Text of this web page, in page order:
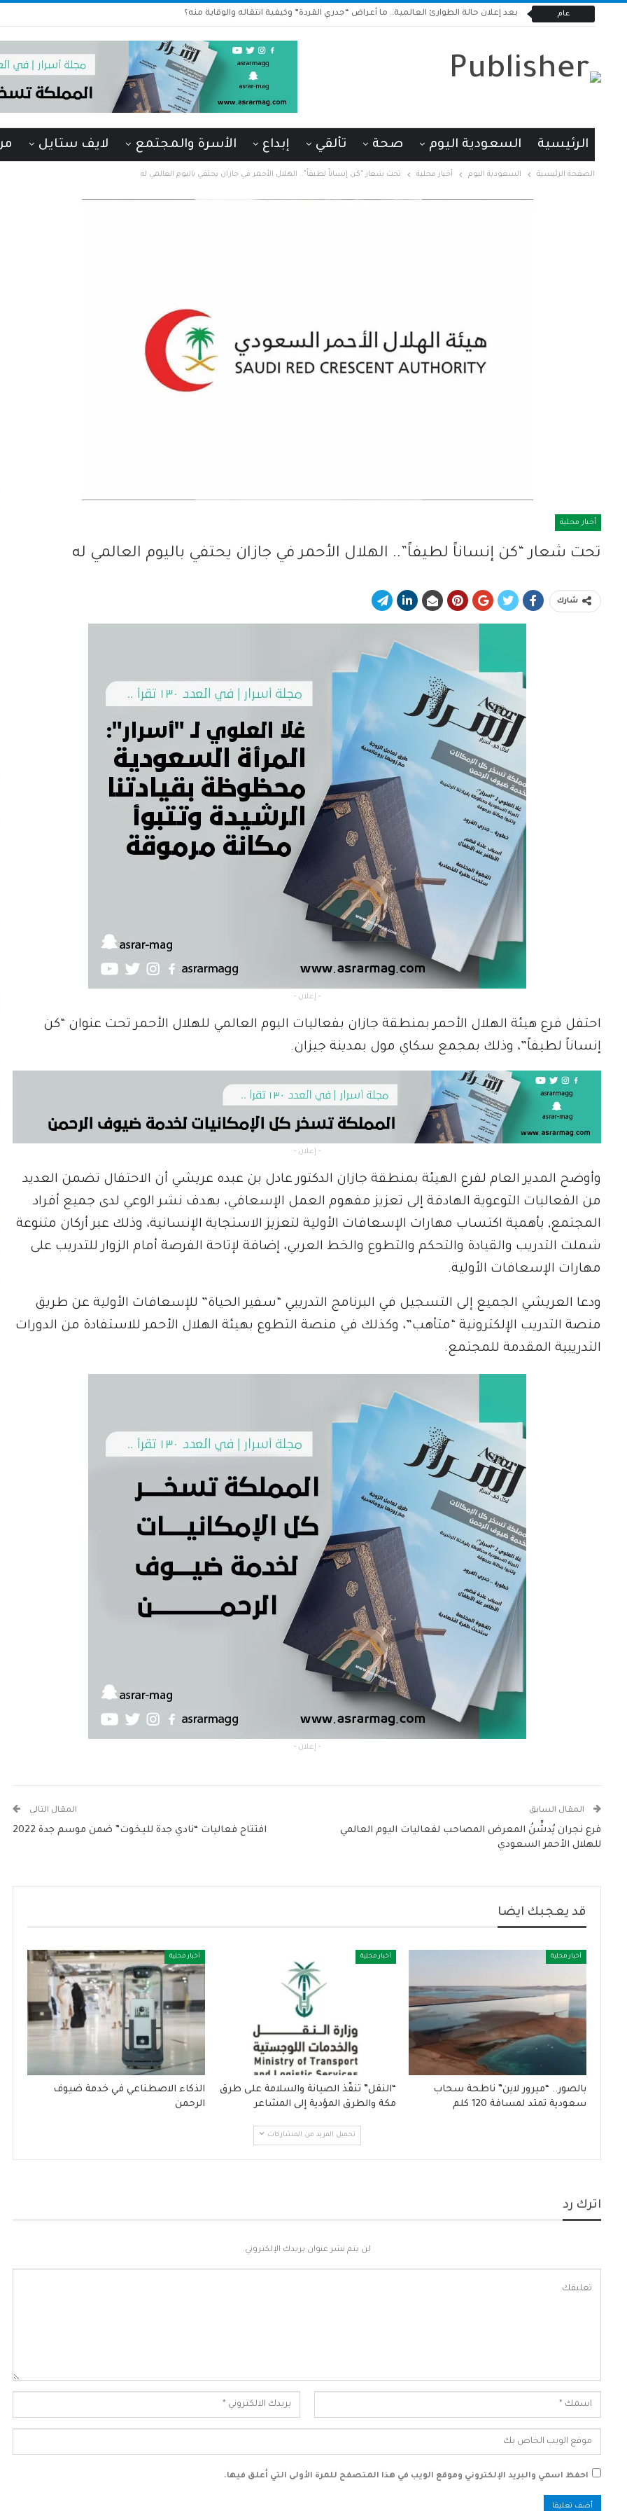
عام بعد إعلان حالة الطوارئ العالمية.. ما أعراض “جدري القردة” وكيفية انتقاله والوقاية منه؟
الرئيسية السعودية اليوم صحة تألقي إبداع الأسرة والمجتمع لايف ستايل
الصفحة الرئيسية السعودية اليوم أخبار محلية تحت شعار “كن إنساناً لطيفاً”.. الهلال الأحمر في جازان يحتفي باليوم العالمي له
أخبار محلية
تحت شعار “كن إنساناً لطيفاً”.. الهلال الأحمر في جازان يحتفي باليوم العالمي له
شارك
- إعلان -
احتفل فرع هيئة الهلال الأحمر بمنطقة جازان بفعاليات اليوم العالمي للهلال الأحمر تحت عنوان “كن
إنساناً لطيفاً”، وذلك بمجمع سكاي مول بمدينة جيزان.
- إعلان -
وأوضح المدير العام لفرع الهيئة بمنطقة جازان الدكتور عادل بن عبده عريشي أن الاحتفال تضمن العديد
من الفعاليات التوعوية الهادفة إلى تعزيز مفهوم العمل الإسعافي، بهدف نشر الوعي لدى جميع أفراد
المجتمع, بأهمية اكتساب مهارات الإسعافات الأولية لتعزيز الاستجابة الإنسانية، وذلك عبر أركان متنوعة
شملت التدريب والقيادة والتحكم والتطوع والخط العربي، إضافة لإتاحة الفرصة أمام الزوار للتدريب على
مهارات الإسعافات الأولية.
ودعا العريشي الجميع إلى التسجيل في البرنامج التدريبي “سفير الحياة” للإسعافات الأولية عن طريق
منصة التدريب الإلكترونية “متأهب”، وكذلك في منصة التطوع بهيئة الهلال الأحمر للاستفادة من الدورات
التدريبية المقدمة للمجتمع.
- إعلان -
المقال السابق
فرع نجران يُدشِّنُ المعرض المصاحب لفعاليات اليوم العالمي
للهلال الأحمر السعودي
المقال التالي
افتتاح فعاليات “نادي جدة لليخوت” ضمن موسم جدة 2022
قد يعجبك ايضا
أخبار محلية
بالصور.. “ميرور لاين” ناطحة سحاب
سعودية تمتد لمسافة 120 كلم
أخبار محلية
“النقل” تنفّذ الصيانة والسلامة على طرق
مكة والطرق المؤدية إلى المشاعر
أخبار محلية
الذكاء الاصطناعي في خدمة ضيوف
الرحمن
تحميل المزيد من المشاركات
اترك رد
لن يتم نشر عنوان بريدك الإلكتروني.
احفظ اسمي والبريد الإلكتروني وموقع الويب في هذا المتصفح للمرة الأولى التي أعلق فيها.